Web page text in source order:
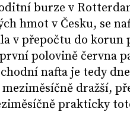
burze v
hmot v Česku, se
v přepočtu do korun
polovině června
nafta je tedy
dražší,
prakticky